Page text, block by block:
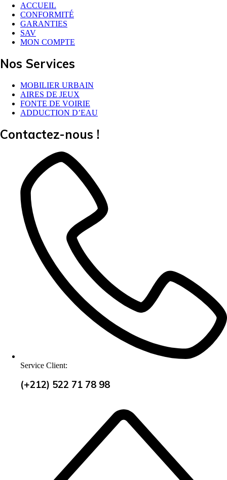
ACCUEIL
CONFORMITÉ
GARANTIES
SAV
MON COMPTE
Nos Services
MOBILIER URBAIN
AIRES DE JEUX
FONTE DE VOIRIE
ADDUCTION D’EAU
Contactez-nous !
Service Client:
(+212) 522 71 78 98